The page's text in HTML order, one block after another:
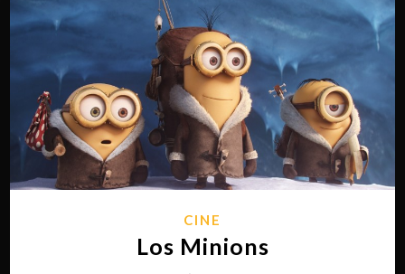
CINE
Los Minions